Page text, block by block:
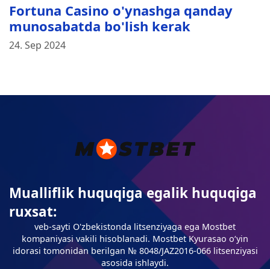
Fortuna Casino o'ynashga qanday
munosabatda bo'lish kerak
24. Sep 2024
Mualliflik huquqiga egalik huquqiga
ruxsat:
veb-sayti O'zbekistonda litsenziyaga ega Mostbet
kompaniyasi vakili hisoblanadi. Mostbet Kyurasao oʻyin
idorasi tomonidan berilgan № 8048/JAZ2016-066 litsenziyasi
asosida ishlaydi.